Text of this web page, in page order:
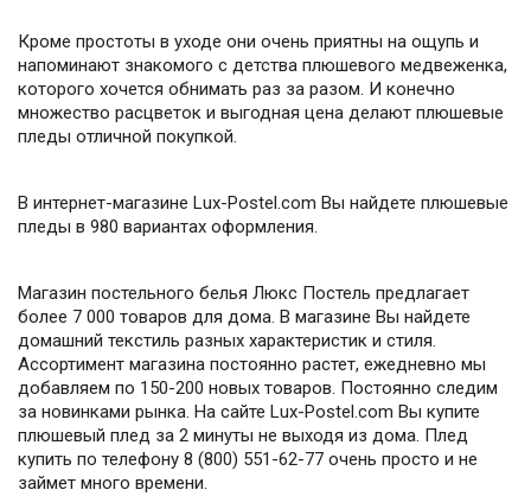
Кроме простоты в уходе они очень приятны на ощупь и
напоминают знакомого с детства плюшевого медвеженка,
которого хочется обнимать раз за разом. И конечно
множество расцветок и выгодная цена делают плюшевые
пледы отличной покупкой.
В интернет-магазине Lux-Postel.com Вы найдете плюшевые
пледы в 980 вариантах оформления.
Магазин постельного белья Люкс Постель предлагает
более 7 000 товаров для дома. В магазине Вы найдете
домашний текстиль разных характеристик и стиля.
Ассортимент магазина постоянно растет, ежедневно мы
добавляем по 150-200 новых товаров. Постоянно следим
за новинками рынка. На сайте Lux-Postel.com Вы купите
плюшевый плед за 2 минуты не выходя из дома. Плед
купить по телефону 8 (800) 551-62-77 очень просто и не
займет много времени.